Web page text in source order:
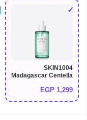
✓
SKIN1004
Madagascar Centella
1,299
EGP